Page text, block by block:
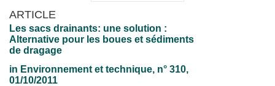
ARTICLE
Les sacs drainants: une solution :
Alternative pour les boues et sédiments
de dragage
in Environnement et technique, n° 310,
01/10/2011